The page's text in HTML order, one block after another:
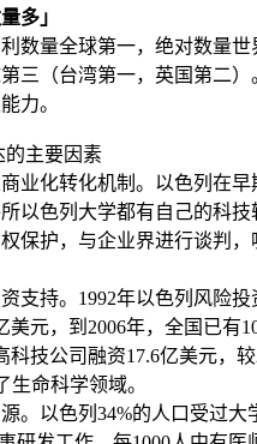
多」
数量全球第一，绝对数量
三（台湾第一，英国第二
力。
主要因素
商业化转化机制。以色列在
以色列大学都有自己的科
保护，与企业界进行谈判
资支持。1992年以色列风险
元，到2006年，全国已有
科技公司融资17.6亿美元，
生命科学领域。
。以色列34%的人口受过